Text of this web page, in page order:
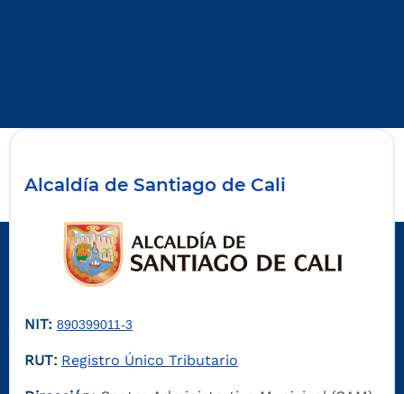
Alcaldía de Santiago de Cali
NIT: 890399011-3
RUT: Registro Único Tributario